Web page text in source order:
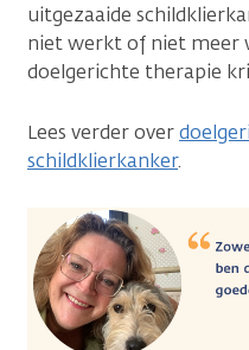
uitgezaaide
niet werkt of niet meer
doelgerichte therapie
Lees verder over
schildklierkanker.